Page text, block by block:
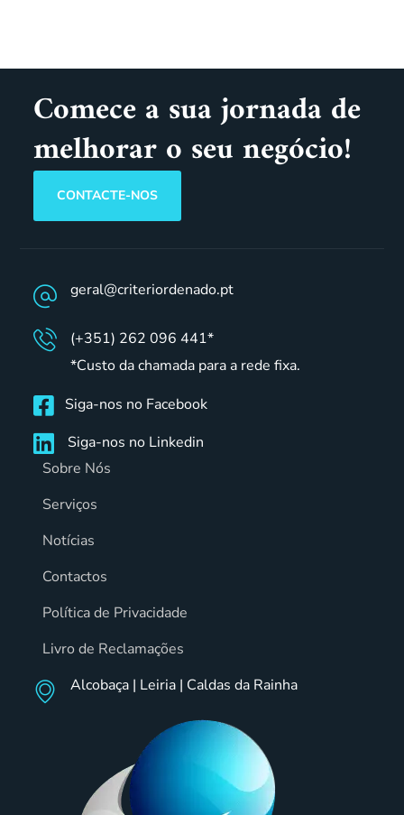
Comece a sua jornada de
melhorar o seu negócio!
CONTACTE-NOS
geral@criteriordenado.pt
(+351) 262 096 441*
*Custo da chamada para a rede fixa.
Siga-nos no Facebook
Siga-nos no Linkedin
Sobre Nós
Serviços
Notícias
Contactos
Política de Privacidade
Livro de Reclamações
Alcobaça | Leiria | Caldas da Rainha